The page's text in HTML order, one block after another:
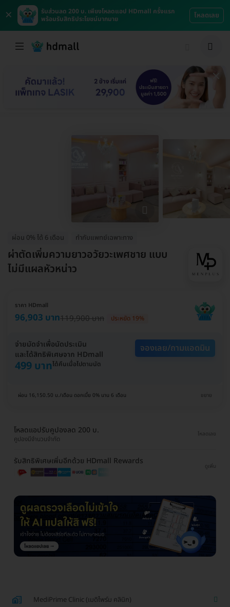
×
รับส่วนลด 200 บ. เพียงโหลดแอป HDmall ครั้งแรก
พร้อมรับสิทธิประโยชน์มากมาย
โหลดเลย
ผ่อน 0% ได้ 6 เดือน ทำกับแพทย์เฉพาะทาง
ผ่าตัดเพิ่มความยาวอวัยวะเพศชาย แบบ
ไม่มีแผลหัวหน่าว
ราคา HDmall
96,903 บาท119,900 บาท ประหยัด 19%
จ่ายมัดจำเพื่อนัดประเมิน
และได้สิทธิพิเศษจาก HDmall
499 บาทได้คืนเมื่อไปตามนัด
จองเลย/ถามแอดมิน
ผ่อน 16,150.50 บ./เดือน ดอกเบี้ย 0% นาน 6 เดือน ขยาย
โหลดแอปรับคูปองลด 200 บ.
คูปองมีจำนวนจำกัด
โหลดเลย
รับสิทธิพิเศษเพิ่มอีกด้วย HDmall Rewards
ดูเพิ่ม
MediPrime Clinic (เมดิไพร์ม คลินิก)